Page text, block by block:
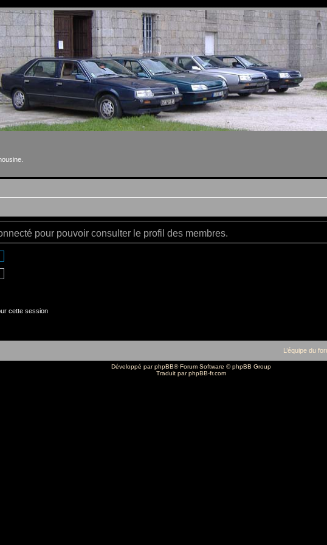
pour pouvoir consulter le profil des membres.
cette session
L’équipe du
Développé parphpBB® Forum Software © phpBB Group
Traduit parphpBB-fr.com